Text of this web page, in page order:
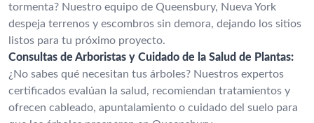
tormenta? Nuestro equipo de Queensbury, Nueva York
despeja terrenos y escombros sin demora, dejando los sitios
listos para tu próximo proyecto.
Consultas de Arboristas y Cuidado de la Salud de Plantas:
¿No sabes qué necesitan tus árboles? Nuestros expertos
certificados evalúan la salud, recomiendan tratamientos y
ofrecen cableado, apuntalamiento o cuidado del suelo para